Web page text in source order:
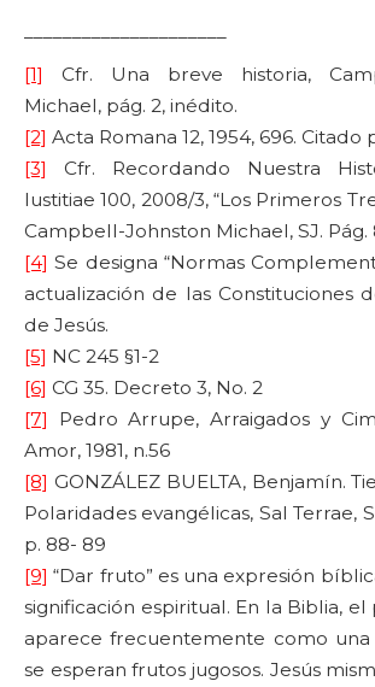
[1]
Cfr. Una breve historia,
Michael, pág. 2, inédito.
[2] Acta Romana 12, 1954, 696. Citado
[3]
Cfr. Recordando Nuestra
Iustitiae 100, 2008/3, “Los Primeros
Campbell-Johnston Michael, SJ. Pág.
[4] Se designa “Normas
actualización de las Constituciones
de Jesús.
[5] NC 245 §1-2
[6] CG 35. Decreto 3, No. 2
[7]
Pedro Arrupe, Arraigados y
Amor, 1981, n.56
[8] GONZÁLEZ BUELTA, Benjamín.
Polaridades evangélicas, Sal Terrae,
p. 88- 89
[9] “Dar fruto” es una expresión
significación espiritual. En la Biblia,
aparece frecuentemente como
se esperan frutos jugosos. Jesús